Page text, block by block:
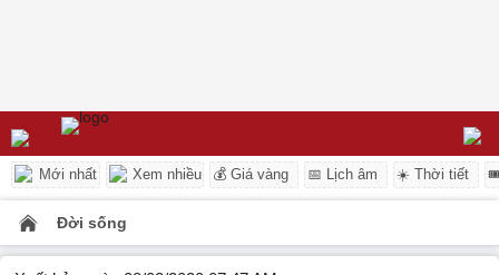
Mới nhất Xem nhiều 💰 Giá vàng 📅 Lịch âm ☀️ Thời tiết
Đời sống